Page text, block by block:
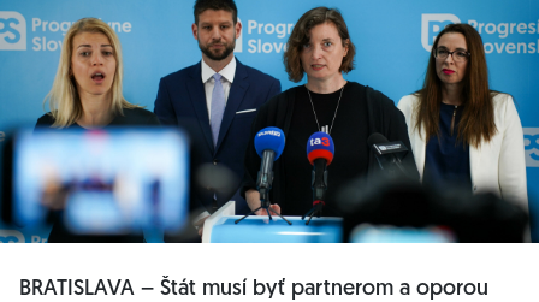
BRATISLAVA – Štát musí byť partnerom a oporou